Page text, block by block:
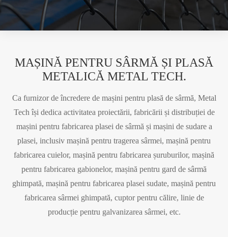
MAȘINĂ PENTRU SÂRMĂ ȘI PLASĂ
METALICĂ METAL TECH.
Ca furnizor de încredere de mașini pentru plasă de sârmă, Metal
Tech își dedica activitatea proiectării, fabricării și distribuției de
mașini pentru fabricarea plasei de sârmă și mașini de sudare a
plasei, inclusiv mașină pentru tragerea sârmei, mașină pentru
fabricarea cuielor, mașină pentru fabricarea șuruburilor, mașină
pentru fabricarea gabionelor, mașină pentru gard de sârmă
ghimpată, mașină pentru fabricarea plasei sudate, mașină pentru
fabricarea sârmei ghimpată, cuptor pentru călire, linie de
producție pentru galvanizarea sârmei, etc.